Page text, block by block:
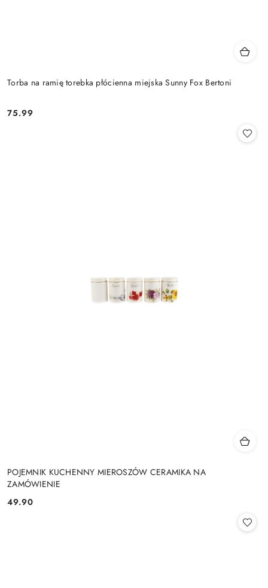
Torba na ramię torebka płócienna miejska Sunny Fox Bertoni
Cena:
75.99
POJEMNIK KUCHENNY MIEROSZÓW CERAMIKA NA
ZAMÓWIENIE
Cena:
49.90